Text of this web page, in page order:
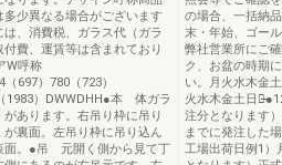
少異なる場合がございます
、消費税、ガラス代（ガラ
費、運賃等は含まれており
W呼称
697）780（723）
1983）DWWDHH●本 体ガラ
あります。右吊り枠に吊り
裏面。左吊り枠に吊り込ん
面。●吊 元開く側から見て丁
の場合、一括納
末・年始、ゴー
弊社営業所にご
ク、お盆の時期
い。月火水木金
火水木金土日月̶̶
注分となります
までに発注した
工場出荷日例1）